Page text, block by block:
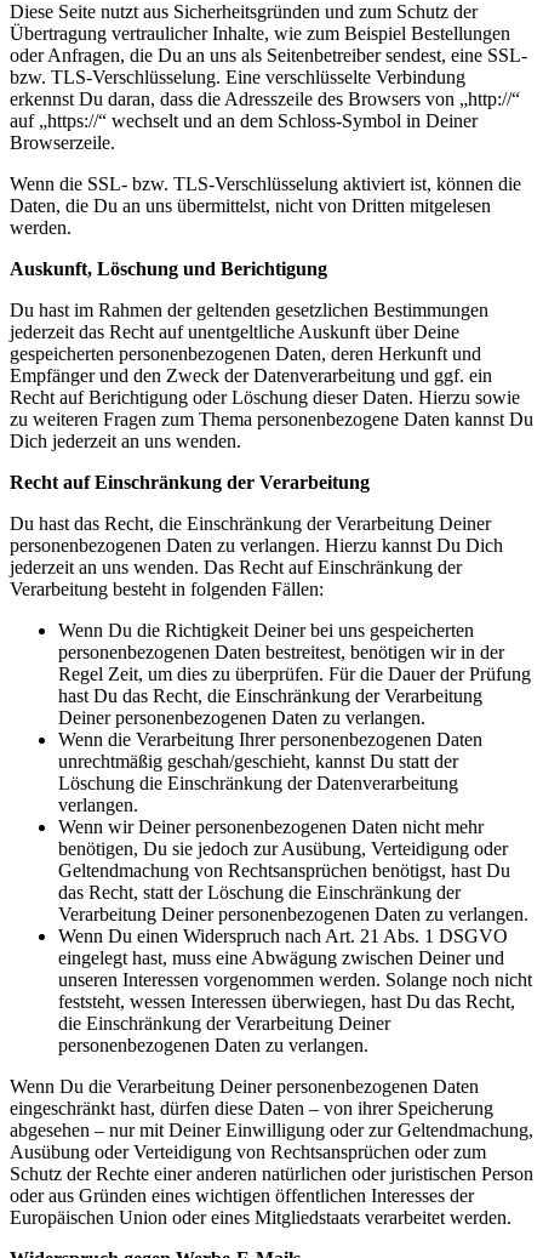
Diese Seite nutzt aus Sicherheitsgründen und zum Schutz der
Übertragung vertraulicher Inhalte, wie zum Beispiel Bestellungen
oder Anfragen, die Du an uns als Seitenbetreiber sendest, eine SSL-
bzw. TLS-Verschlüsselung. Eine verschlüsselte Verbindung
erkennst Du daran, dass die Adresszeile des Browsers von „http://“
auf „https://“ wechselt und an dem Schloss-Symbol in Deiner
Browserzeile.
Wenn die SSL- bzw. TLS-Verschlüsselung aktiviert ist, können die
Daten, die Du an uns übermittelst, nicht von Dritten mitgelesen
werden.
Auskunft, Löschung und Berichtigung
Du hast im Rahmen der geltenden gesetzlichen Bestimmungen
jederzeit das Recht auf unentgeltliche Auskunft über Deine
gespeicherten personenbezogenen Daten, deren Herkunft und
Empfänger und den Zweck der Datenverarbeitung und ggf. ein
Recht auf Berichtigung oder Löschung dieser Daten. Hierzu sowie
zu weiteren Fragen zum Thema personenbezogene Daten kannst Du
Dich jederzeit an uns wenden.
Recht auf Einschränkung der Verarbeitung
Du hast das Recht, die Einschränkung der Verarbeitung Deiner
personenbezogenen Daten zu verlangen. Hierzu kannst Du Dich
jederzeit an uns wenden. Das Recht auf Einschränkung der
Verarbeitung besteht in folgenden Fällen:
Wenn Du die Richtigkeit Deiner bei uns gespeicherten
personenbezogenen Daten bestreitest, benötigen wir in der
Regel Zeit, um dies zu überprüfen. Für die Dauer der Prüfung
hast Du das Recht, die Einschränkung der Verarbeitung
Deiner personenbezogenen Daten zu verlangen.
Wenn die Verarbeitung Ihrer personenbezogenen Daten
unrechtmäßig geschah/geschieht, kannst Du statt der
Löschung die Einschränkung der Datenverarbeitung
verlangen.
Wenn wir Deiner personenbezogenen Daten nicht mehr
benötigen, Du sie jedoch zur Ausübung, Verteidigung oder
Geltendmachung von Rechtsansprüchen benötigst, hast Du
das Recht, statt der Löschung die Einschränkung der
Verarbeitung Deiner personenbezogenen Daten zu verlangen.
Wenn Du einen Widerspruch nach Art. 21 Abs. 1 DSGVO
eingelegt hast, muss eine Abwägung zwischen Deiner und
unseren Interessen vorgenommen werden. Solange noch nicht
feststeht, wessen Interessen überwiegen, hast Du das Recht,
die Einschränkung der Verarbeitung Deiner
personenbezogenen Daten zu verlangen.
Wenn Du die Verarbeitung Deiner personenbezogenen Daten
eingeschränkt hast, dürfen diese Daten – von ihrer Speicherung
abgesehen – nur mit Deiner Einwilligung oder zur Geltendmachung,
Ausübung oder Verteidigung von Rechtsansprüchen oder zum
Schutz der Rechte einer anderen natürlichen oder juristischen Person
oder aus Gründen eines wichtigen öffentlichen Interesses der
Europäischen Union oder eines Mitgliedstaats verarbeitet werden.